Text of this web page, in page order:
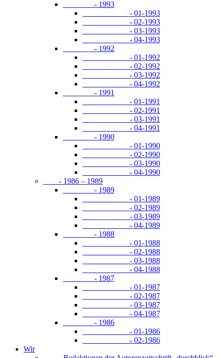
- 1993
- 01-1993
- 02-1993
- 03-1993
- 04-1993
- 1992
- 01-1992
- 02-1992
- 03-1992
- 04-1992
- 1991
- 01-1991
- 02-1991
- 03-1991
- 04-1991
- 1990
- 01-1990
- 02-1990
- 03-1990
- 04-1990
- 1986 – 1989
- 1989
- 01-1989
- 02-1989
- 03-1989
- 04-1989
- 1988
- 01-1988
- 02-1988
- 03-1988
- 04-1988
- 1987
- 01-1987
- 02-1987
- 03-1987
- 04-1987
- 1986
- 01-1986
- 02-1986
Wir